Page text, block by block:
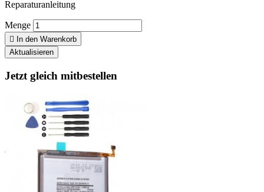
Reparaturanleitung
Menge
 In den Warenkorb
Jetzt gleich mitbestellen